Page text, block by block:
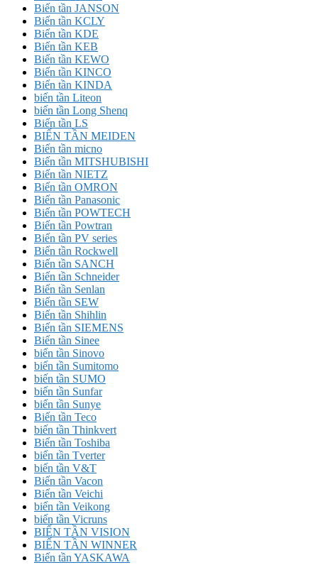
Biến tần JANSON
Biến tần KCLY
Biến tần KDE
Biến tần KEB
Biến tần KEWO
Biến tần KINCO
Biến tần KINDA
biến tần Liteon
biến tần Long Shenq
Biến tần LS
BIẾN TẦN MEIDEN
Biến tần micno
Biến tần MITSHUBISHI
Biến tần NIETZ
Biến tần OMRON
Biến tần Panasonic
Biến tần POWTECH
Biến tần Powtran
Biến tần PV series
Biến tần Rockwell
Biến tần SANCH
Biến tần Schneider
Biến tần Senlan
Biến tần SEW
Biến tần Shihlin
Biến tần SIEMENS
Biến tần Sinee
biến tần Sinovo
biến tần Sumitomo
biến tần SUMO
biến tần Sunfar
biến tần Sunye
Biến tần Teco
biến tần Thinkvert
Biến tần Toshiba
biến tần Tverter
biến tần V&T
Biến tần Vacon
Biến tần Veichi
biến tần Veikong
biến tần Vicruns
BIẾN TẦN VISION
BIẾN TẦN WINNER
Biến tần YASKAWA